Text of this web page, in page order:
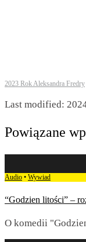
2023 Rok Aleksandra Fredry
Last modified:
Powiązane
Audio • Wywiad
“Godzien litości” –
O komedii